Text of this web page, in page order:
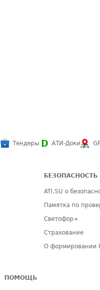
Тендеры АТИ-Доки
БЕЗОПАСНОСТЬ
ATI.SU о
Памятка по
Светофор+
Страхование
О формировании
ПОМОЩЬ